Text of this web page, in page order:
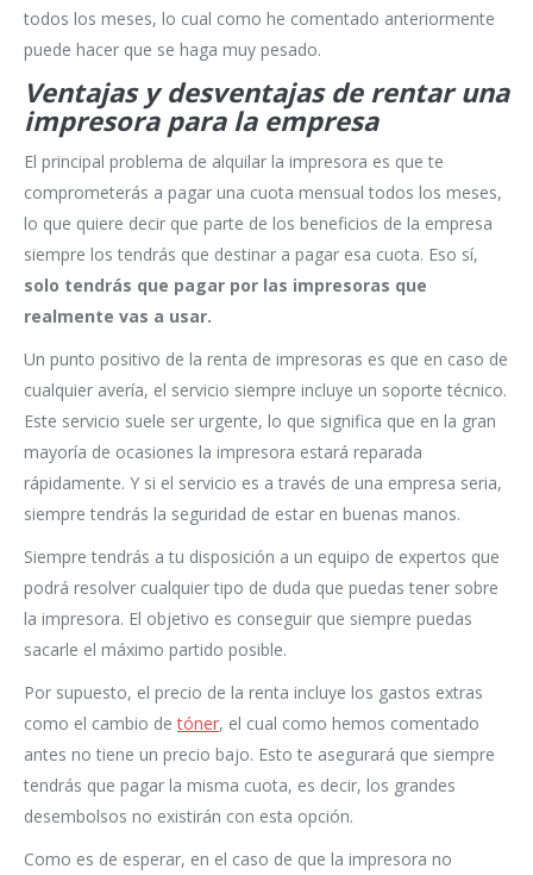
todos los meses, lo cual como he comentado anteriormente
puede hacer que se haga muy pesado.
Ventajas y desventajas de rentar una
impresora para la empresa
El principal problema de alquilar la impresora es que te
comprometerás a pagar una cuota mensual todos los meses,
lo que quiere decir que parte de los beneficios de la empresa
siempre los tendrás que destinar a pagar esa cuota. Eso sí,
solo tendrás que pagar por las impresoras que
realmente vas a usar.
Un punto positivo de la renta de impresoras es que en caso de
cualquier avería, el servicio siempre incluye un soporte técnico.
Este servicio suele ser urgente, lo que significa que en la gran
mayoría de ocasiones la impresora estará reparada
rápidamente. Y si el servicio es a través de una empresa seria,
siempre tendrás la seguridad de estar en buenas manos.
Siempre tendrás a tu disposición a un equipo de expertos que
podrá resolver cualquier tipo de duda que puedas tener sobre
la impresora. El objetivo es conseguir que siempre puedas
sacarle el máximo partido posible.
Por supuesto, el precio de la renta incluye los gastos extras
como el cambio detóner, el cual como hemos comentado
antes no tiene un precio bajo. Esto te asegurará que siempre
tendrás que pagar la misma cuota, es decir, los grandes
desembolsos no existirán con esta opción.
Como es de esperar, en el caso de que la impresora no